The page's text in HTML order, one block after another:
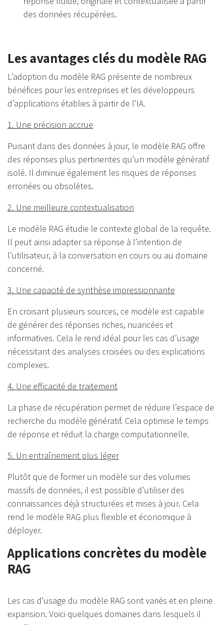
des données récupérées.
Les avantages clés du modèle RAG
L’adoption du modèle RAG présente de nombreux
bénéfices pour les entreprises et les développeurs
d’applications établies à partir de l’IA.
1. Une précision accrue
Puisant dans des données à jour, le modèle RAG offre
des réponses plus pertinentes qu’un modèle génératif
isolé. Il diminue également les risques de réponses
erronées ou obsolètes.
2. Une meilleure contextualisation
Le modèle RAG étudie le contexte global de la requête.
Il peut ainsi adapter sa réponse à l’intention de
l’utilisateur, à la conversation en cours ou au domaine
concerné.
3. Une capacité de synthèse impressionnante
En croisant plusieurs sources, ce modèle est capable
de générer des réponses riches, nuancées et
informatives. Cela le rend idéal pour les cas d’usage
nécessitant des analyses croisées ou des explications
complexes.
4. Une efficacité de traitement
La phase de récupération permet de réduire l’espace de
recherche du modèle génératif. Cela optimise le temps
de réponse et réduit la charge computationnelle.
5. Un entraînement plus léger
Plutôt que de former un modèle sur des volumes
massifs de données, il est possible d’utiliser des
connaissances déjà structurées et mises à jour. Cela
rend le modèle RAG plus flexible et économique à
déployer.
Applications concrètes du modèle
RAG
Les cas d’usage du modèle RAG sont variés et en pleine
expansion. Voici quelques domaines dans lesquels il